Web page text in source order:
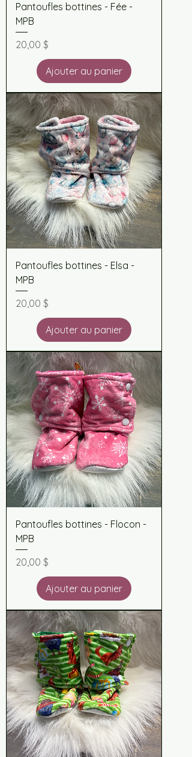
Pantoufles bottines - Fée -
MPB
Prix
20,00 $
Ajouter au panier
Pantoufles bottines - Elsa -
MPB
Prix
20,00 $
Ajouter au panier
Pantoufles bottines - Flocon -
MPB
Prix
20,00 $
Ajouter au panier